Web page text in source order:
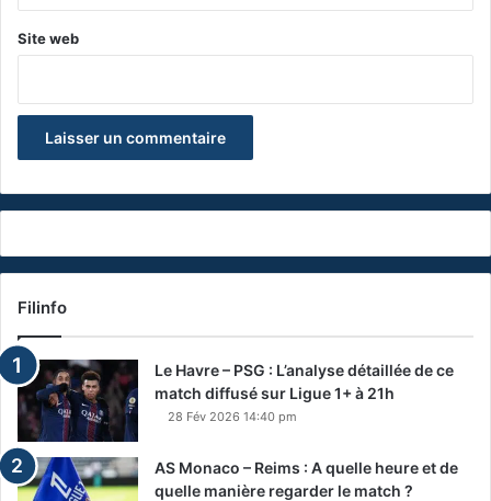
Site web
Filinfo
Le Havre – PSG : L’analyse détaillée de ce
match diffusé sur Ligue 1+ à 21h
28 Fév 2026 14:40 pm
AS Monaco – Reims : A quelle heure et de
quelle manière regarder le match ?